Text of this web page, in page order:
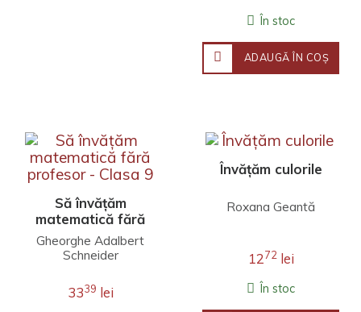
În stoc
ADAUGĂ ÎN COŞ
Să învățăm
matematică fără
profesor - Clasa 9
Gheorghe Adalbert
Schneider
3339 lei
Învățăm culorile
Roxana Geantă
1272lei
În stoc